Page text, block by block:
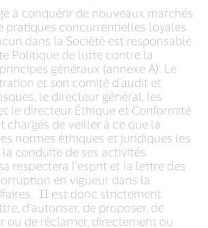
à conquérir de nouveaux marchés
pratiques concurrentielles loyales
dans la Société est responsable
Politique de lutte contre la
généraux (annexe A). Le
et son comité d’audit et
le directeur général, les
le directeur Éthique et Conformité
chargés de veiller à ce que la
normes éthiques et juridiques les
conduite de ses activités
respectera l’esprit et la lettre des
en vigueur dans la
II est donc strictement
d’autoriser, de proposer, de
ou de réclamer, directement ou